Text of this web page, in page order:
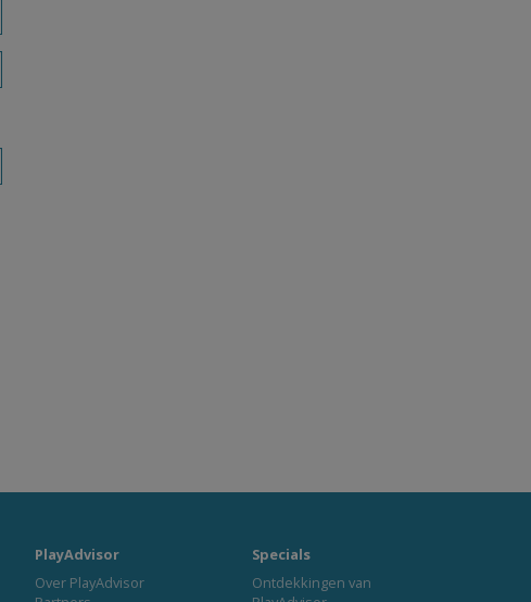
PlayAdvisor
Over PlayAdvisor
Specials
Ontdekkingen van